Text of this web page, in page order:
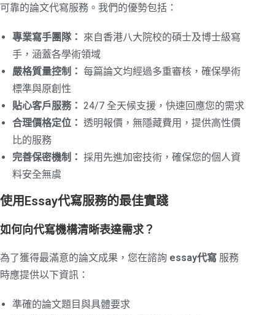
可靠的論文代寫服務。我們的優勢包括：
專業寫手團隊： 來自香港八大院校的碩士及博士級寫
手，涵蓋各學術領域
嚴格質量控制： 每篇論文均經過多重審核，確保學術
標準與原創性
貼心客戶服務： 24/7 全天候支援，快速回應您的需求
合理價格定位： 透明報價，無隱藏費用，提供高性價
比的服務
完善保密機制： 採用先進加密技術，確保您的個人資
料安全無虞
使用Essay代寫服務的最佳實踐
如何向代寫機構清晰表達需求？
為了獲得最滿意的論文成果，您在諮詢 essay代寫 服務
時應提供以下資訊：
準確的論文題目與具體要求